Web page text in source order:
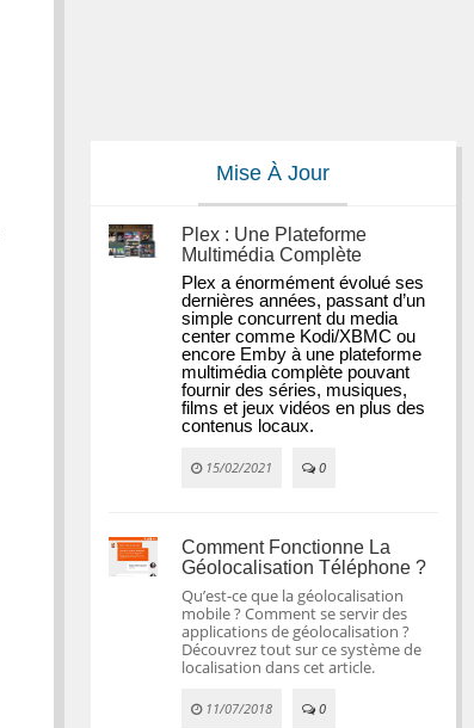
Mise À Jour
Plex : Une Plateforme
Multimédia Complète
Plex a énormément évolué ses
dernières années, passant d’un
simple concurrent du media
center comme Kodi/XBMC ou
encore Emby à une plateforme
multimédia complète pouvant
fournir des séries, musiques,
films et jeux vidéos en plus des
contenus locaux.
15/02/2021 0
Comment Fonctionne La
Géolocalisation Téléphone ?
Qu’est-ce que la géolocalisation
mobile ? Comment se servir des
applications de géolocalisation ?
Découvrez tout sur ce système de
localisation dans cet article.
11/07/2018 0